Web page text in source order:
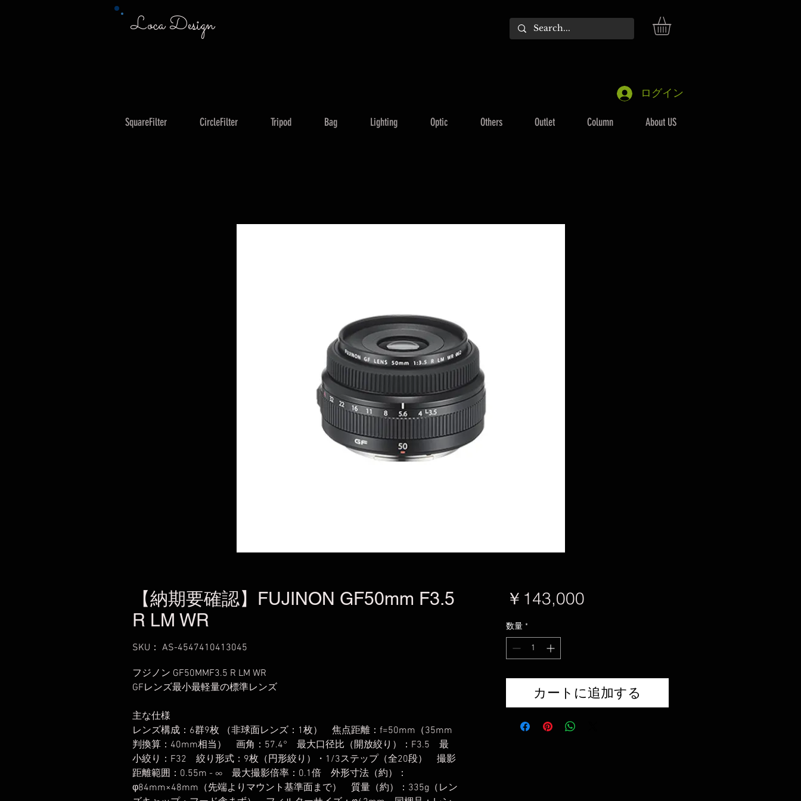
Loca Design
ログイン
SquareFilter CircleFilter Tripod Bag Lighting Optic Others Outlet Column About US
【納期要確認】FUJINON GF50mm F3.5
R LM WR
SKU： AS-4547410413045
フジノン GF50MMF3.5 R LM WR
GFレンズ最小最軽量の標準レンズ
主な仕様
レンズ構成：6群9枚 （非球面レンズ：1枚） 焦点距離：f=50mm（35mm
判換算：40mm相当） 画角：57.4° 最大口径比（開放絞り）：F3.5 最
小絞り：F32 絞り形式：9枚（円形絞り）・1/3ステップ（全20段） 撮影
距離範囲：0.55m - ∞ 最大撮影倍率：0.1倍 外形寸法（約）：
φ84mm×48mm（先端よりマウント基準面まで） 質量（約）：335g（レン
￥143,000価
数量 *
カートに追加する